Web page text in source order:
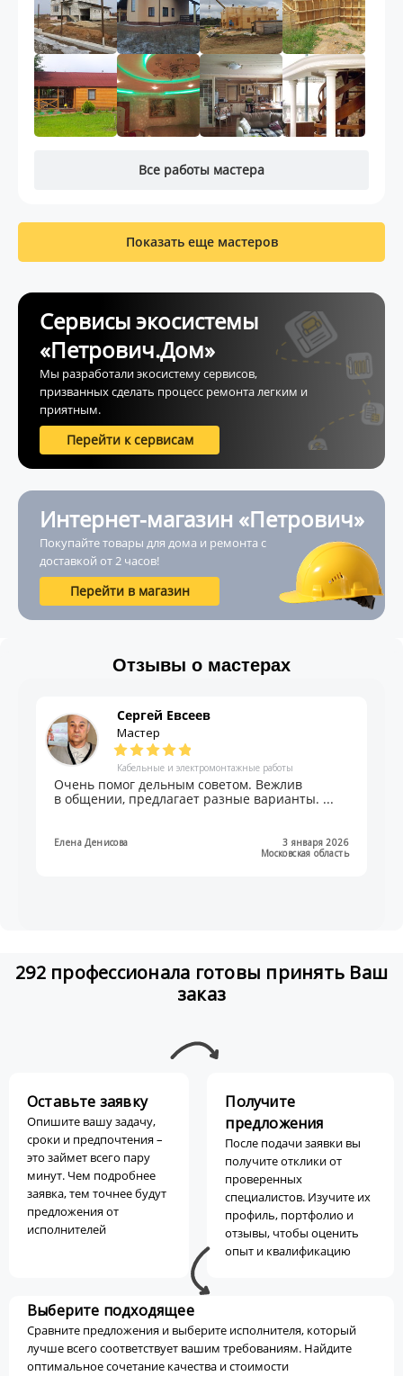
Все работы мастера
Показать еще мастеров
Сервисы экосистемы
«Петрович.Дом»
Мы разработали экосистему сервисов,
призванных сделать процесс ремонта легким и
приятным.
Перейти к сервисам
Интернет-магазин «Петрович»
Покупайте товары для дома и ремонта с
доставкой от 2 часов!
Перейти в магазин
Отзывы о мастерах
Сергей Евсеев
Мастер
Кабельные и электромонтажные работы
Очень помог дельным советом. Вежлив
в общении, предлагает разные варианты. ...
Елена Денисова
3 января 2026
Московская область
292 профессионала готовы принять Ваш
заказ
Оставьте заявку
Опишите вашу задачу,
сроки и предпочтения –
это займет всего пару
минут. Чем подробнее
заявка, тем точнее будут
предложения от
исполнителей
Получите
предложения
После подачи заявки вы
получите отклики от
проверенных
специалистов. Изучите их
профиль, портфолио и
отзывы, чтобы оценить
опыт и квалификацию
Выберите подходящее
Сравните предложения и выберите исполнителя, который
лучше всего соответствует вашим требованиям. Найдите
оптимальное сочетание качества и стоимости